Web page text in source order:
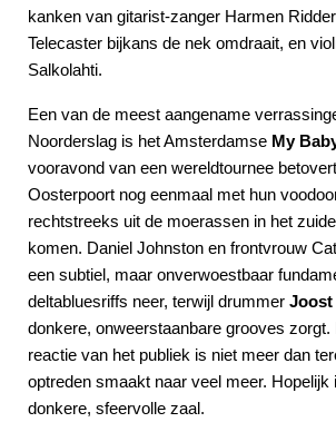
kanken van gitarist-zanger Harmen
Telecaster bijkans de nek omdraait, en
Salkolahti.
Een van de meest aangename
Noorderslag is het Amsterdamse My
vooravond van een wereldtournee
Oosterpoort nog eenmaal met hun
rechtstreeks uit de moerassen in het
komen. Daniel Johnston en frontvrouw
een subtiel, maar onverwoestbaar
deltabluesriffs neer, terwijl drummer Joost
donkere, onweerstaanbare grooves zorgt.
reactie van het publiek is niet meer dan
optreden smaakt naar veel meer. Hopelijk
donkere, sfeervolle zaal.